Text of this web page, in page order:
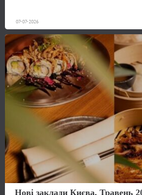
07-07-2026
Нові заклади Києва. Травень